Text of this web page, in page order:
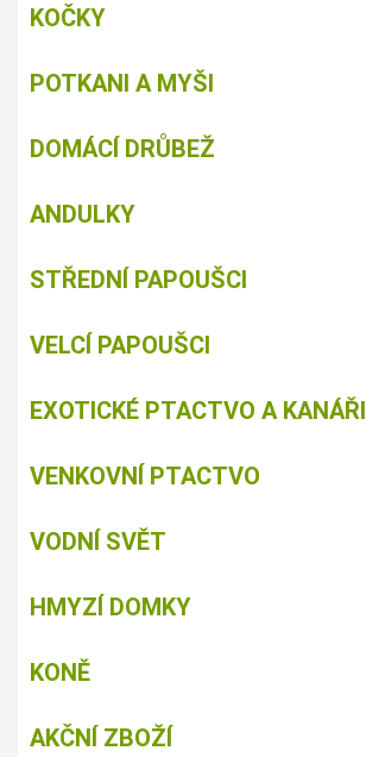
KOČKY
POTKANI A MYŠI
DOMÁCÍ DRŮBEŽ
ANDULKY
STŘEDNÍ PAPOUŠCI
VELCÍ PAPOUŠCI
EXOTICKÉ PTACTVO A KANÁŘI
VENKOVNÍ PTACTVO
VODNÍ SVĚT
HMYZÍ DOMKY
KONĚ
AKČNÍ ZBOŽÍ